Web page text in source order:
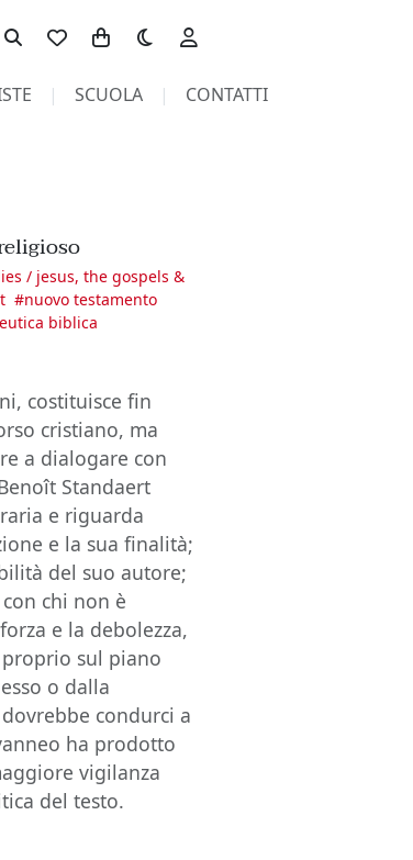
Toggle theme
SCUOLA CONTATTI
/ jesus, the gospels &
#nuovo testamento
biblica
costituisce fin
cristiano, ma
a dialogare con
Standaert
e riguarda
e la sua finalità;
del suo autore;
chi non è
e la debolezza,
sul piano
o dalla
condurci a
ha prodotto
vigilanza
del testo.